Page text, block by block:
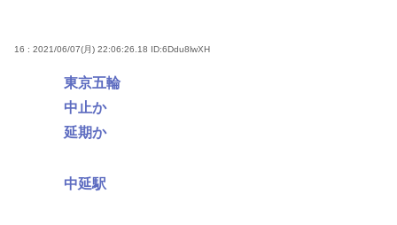
16 : 2021/06/07(月) 22:06:26.18 ID:6Ddu8lwXH
東京五輪
中止か
延期か
中延駅